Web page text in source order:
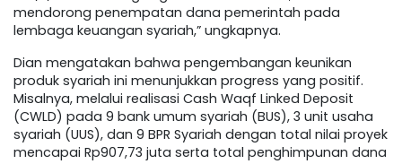
mendorong penempatan dana pemerintah pada
lembaga keuangan syariah,” ungkapnya.
Dian mengatakan bahwa pengembangan keunikan
produk syariah ini menunjukkan progress yang positif.
Misalnya, melalui realisasi Cash Waqf Linked Deposit
(CWLD) pada 9 bank umum syariah (BUS), 3 unit usaha
syariah (UUS), dan 9 BPR Syariah dengan total nilai proyek
mencapai Rp907,73 juta serta total penghimpunan dana